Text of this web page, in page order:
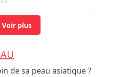
et dangers du shilajit ?
des aliments
> Accueil - Troubles
de sa peau asiatique ?